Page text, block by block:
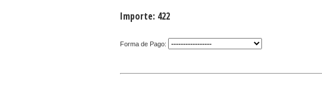
Importe: 422
Forma de Pago: